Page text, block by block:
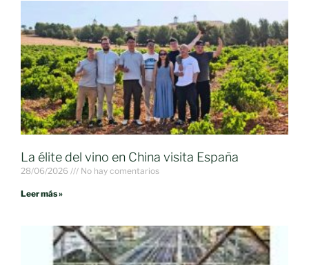
La élite del vino en China visita España
28/06/2026 No hay comentarios
Leer más »